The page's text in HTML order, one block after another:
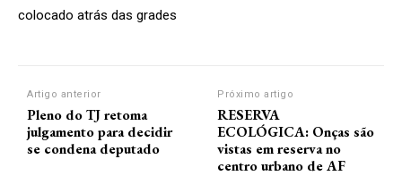
colocado atrás das grades
Artigo anterior
Pleno do TJ retoma
julgamento para decidir
se condena deputado
Próximo artigo
RESERVA
ECOLÓGICA: Onças são
vistas em reserva no
centro urbano de AF